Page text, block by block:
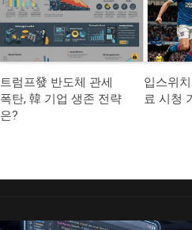
트럼프發 반도체 관세
폭탄, 韓 기업 생존 전략
은?
입스위
료 시청